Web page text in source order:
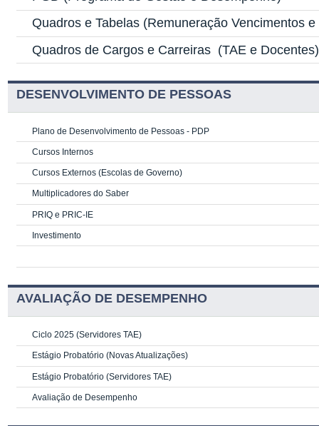
Quadros e Tabelas (Remuneração Vencimentos
Quadros de Cargos e Carreiras (TAE e Docentes)
DESENVOLVIMENTO DE PESSOAS
Plano de Desenvolvimento de Pessoas - PDP
Cursos Internos
Cursos Externos (Escolas de Governo)
Multiplicadores do Saber
PRIQ e PRIC-IE
Investimento
AVALIAÇÃO DE DESEMPENHO
Ciclo 2025 (Servidores TAE)
Estágio Probatório (Novas Atualizações)
Estágio Probatório (Servidores TAE)
Avaliação de Desempenho